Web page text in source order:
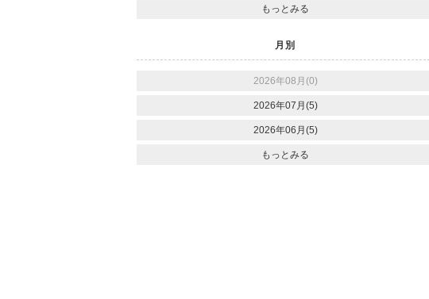
もっとみる
月別
2026年08月(0)
2026年07月(5)
2026年06月(5)
もっとみる